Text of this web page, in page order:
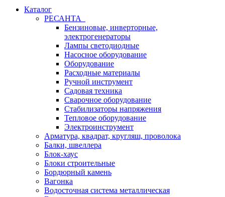
Каталог
РЕСАНТА
Бензиновые, инверторные,
электрогенераторы
Лампы светодиодные
Насосное оборудование
Оборудование
Расходные материалы
Ручной инструмент
Садовая техника
Сварочное оборудование
Стабилизаторы напряжения
Тепловое оборудование
Электроинструмент
Арматура, квадрат, кругляш, проволока
Балки, швеллера
Блок-хаус
Блоки строительные
Бордюрный камень
Вагонка
Водосточная система металлическая